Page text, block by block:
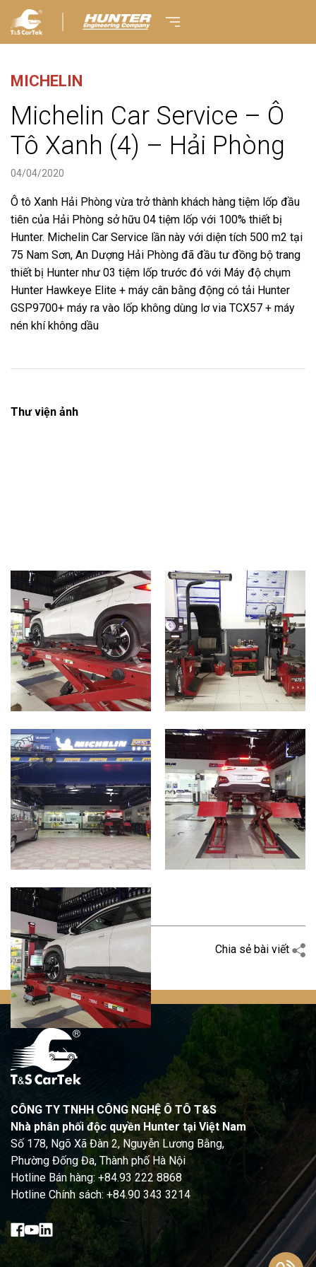
MICHELIN
Michelin Car Service – Ô
Tô Xanh (4) – Hải Phòng
04/04/2020
Ô tô Xanh Hải Phòng vừa trở thành khách hàng tiệm lốp đầu
tiên của Hải Phòng sở hữu 04 tiệm lốp với 100% thiết bị
Hunter. Michelin Car Service lần này với diện tích 500 m2 tại
75 Nam Sơn, An Dượng Hải Phòng đã đầu tư đồng bộ trang
thiết bị Hunter như 03 tiệm lốp trước đó với Máy độ chụm
Hunter Hawkeye Elite + máy cân bằng động có tải Hunter
GSP9700+ máy ra vào lốp không dùng lơ via TCX57 + máy
nén khí không dầu
Thư viện ảnh
Quay trở lại Chia sẻ bài viết
CÔNG TY TNHH CÔNG NGHỆ Ô TÔ T&S
Nhà phân phối độc quyền Hunter tại Việt Nam
Số 178, Ngõ Xã Đàn 2, Nguyễn Lương Bằng,
Phường Đống Đa, Thành phố Hà Nội
Hotline Bán hàng: +84.93 222 8868
Hotline Chính sách: +84.90 343 3214